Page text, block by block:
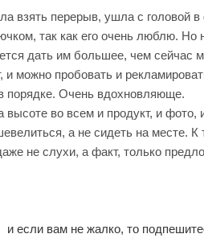
взять перерыв, ушла с головой
так как его очень люблю. Но
дать им большее, чем
можно пробовать и
порядке. Очень вдохновляюще.
высоте во всем и продукт, и
а не сидеть на месте.
не слухи, а факт, только
и если вам не жалко, то